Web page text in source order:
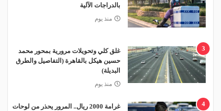
بالدراجات الآلية
منذ يوم
3
غلق كلي وتحويلات مرورية بمحور محمد
حسين هيكل بالقاهرة (التفاصيل والطرق
البديلة)
منذ يوم
4
غرامة 2000 ريال.. المرور يحذر من لوحات